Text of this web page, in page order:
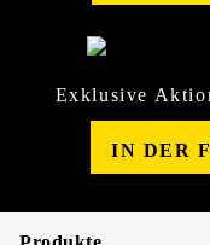
Exklusive
IN DER